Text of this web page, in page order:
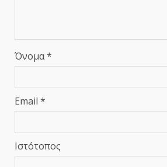
Όνομα*
Email *
Ιστότοπος